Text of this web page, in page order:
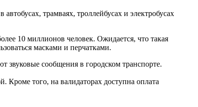
трамваях, троллейбусах и электробусах
10 миллионов человек. Ожидается, что такая
масками и перчатками.
звуковые сообщения в городском транспорте.
того, на валидаторах доступна оплата